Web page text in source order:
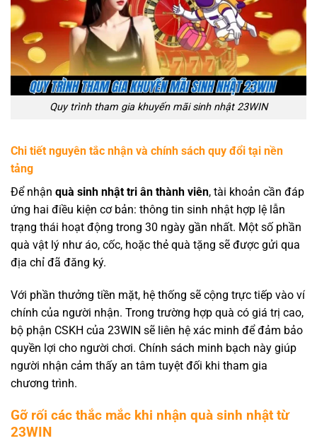
Quy trình tham gia khuyến mãi sinh nhật 23WIN
Chi tiết nguyên tắc nhận và chính sách quy đổi tại nền
tảng
Để nhận quà sinh nhật tri ân thành viên, tài khoản cần đáp
ứng hai điều kiện cơ bản: thông tin sinh nhật hợp lệ lẫn
trạng thái hoạt động trong 30 ngày gần nhất. Một số phần
quà vật lý như áo, cốc, hoặc thẻ quà tặng sẽ được gửi qua
địa chỉ đã đăng ký.
Với phần thưởng tiền mặt, hệ thống sẽ cộng trực tiếp vào ví
chính của người nhận. Trong trường hợp quà có giá trị cao,
bộ phận CSKH của 23WIN sẽ liên hệ xác minh để đảm bảo
quyền lợi cho người chơi. Chính sách minh bạch này giúp
người nhận cảm thấy an tâm tuyệt đối khi tham gia
chương trình.
Gỡ rối các thắc mắc khi nhận quà sinh nhật từ
23WIN